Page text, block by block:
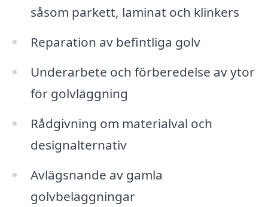
såsom parkett, laminat och klinkers
Reparation av befintliga golv
Underarbete och förberedelse av ytor
för golvläggning
Rådgivning om materialval och
designalternativ
Avlägsnande av gamla
golvbeläggningar